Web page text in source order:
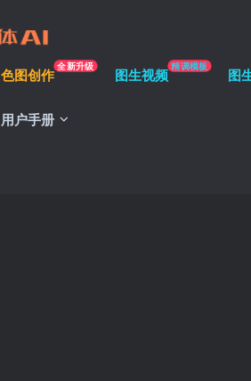
色图创作 全新升级 图生视频 精调模板 图
用户手册